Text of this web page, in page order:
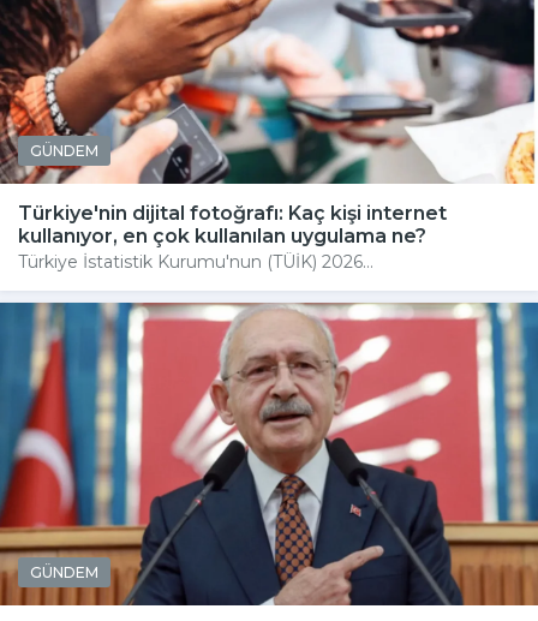
GÜNDEM
Türkiye'nin dijital fotoğrafı: Kaç kişi internet
kullanıyor, en çok kullanılan uygulama ne?
Türkiye İstatistik Kurumu'nun (TÜİK) 2026...
GÜNDEM